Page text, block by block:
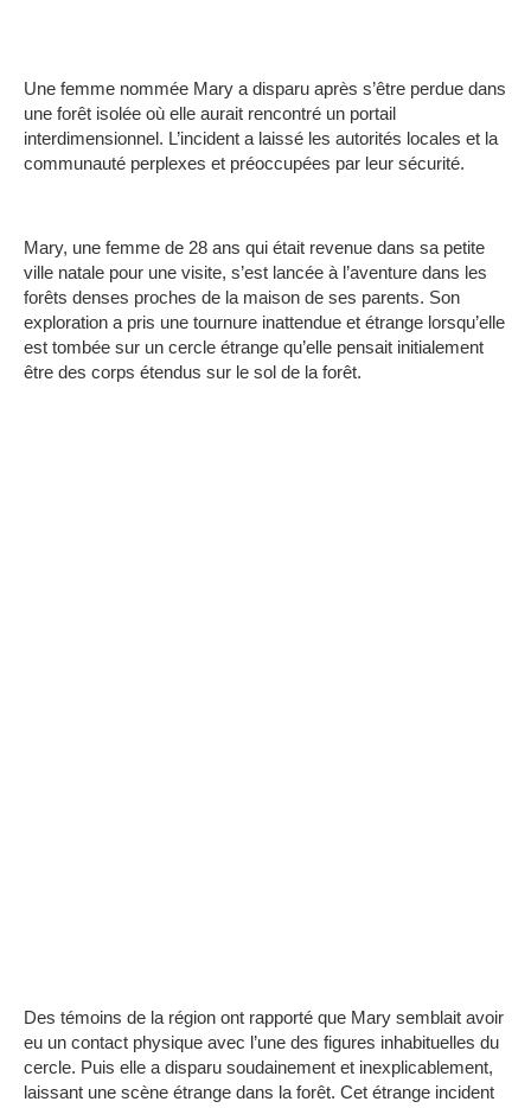
Une femme nommée Mary a disparu après s’être perdue dans
une forêt isolée où elle aurait rencontré un portail
interdimensionnel. L’incident a laissé les autorités locales et la
communauté perplexes et préoccupées par leur sécurité.
Mary, une femme de 28 ans qui était revenue dans sa petite
ville natale pour une visite, s’est lancée à l’aventure dans les
forêts denses proches de la maison de ses parents. Son
exploration a pris une tournure inattendue et étrange lorsqu’elle
est tombée sur un cercle étrange qu’elle pensait initialement
être des corps étendus sur le sol de la forêt.
Des témoins de la région ont rapporté que Mary semblait avoir
eu un contact physique avec l’une des figures inhabituelles du
cercle. Puis elle a disparu soudainement et inexplicablement,
laissant une scène étrange dans la forêt. Cet étrange incident